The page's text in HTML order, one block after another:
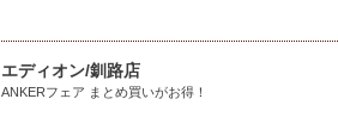
エディオン/釧路店
ANKERフェア まとめ買いがお得！